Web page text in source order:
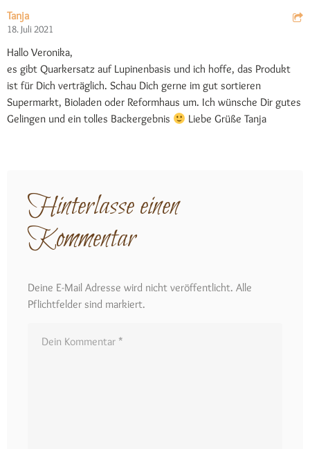
Tanja
18. Juli 2021
Hallo Veronika,
es gibt Quarkersatz auf Lupinenbasis und ich hoffe, das Produkt
ist für Dich verträglich. Schau Dich gerne im gut sortieren
Supermarkt, Bioladen oder Reformhaus um. Ich wünsche Dir gutes
Gelingen und ein tolles Backergebnis
Liebe Grüße Tanja
Hinterlasse einen
Kommentar
Deine E-Mail Adresse wird nicht veröffentlicht. Alle
Pflichtfelder sind markiert.